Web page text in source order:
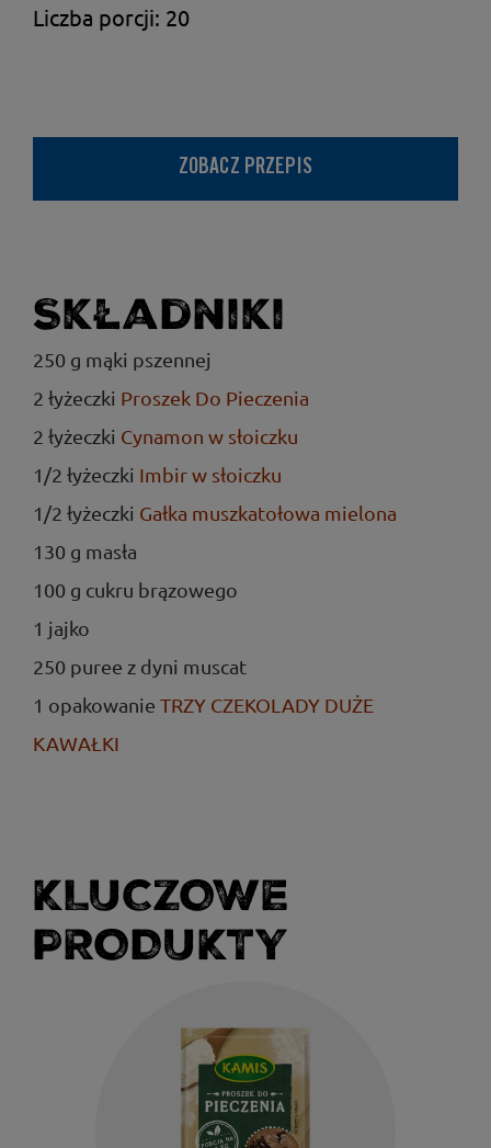
Liczba porcji: 20
ZOBACZ PRZEPIS
Składniki
250 g mąki pszennej
2 łyżeczki Proszek Do Pieczenia
2 łyżeczki Cynamon w słoiczku
1/2 łyżeczki Imbir w słoiczku
1/2 łyżeczki Gałka muszkatołowa mielona
130 g masła
100 g cukru brązowego
1 jajko
250 puree z dyni muscat
1 opakowanie TRZY CZEKOLADY DUŻE
KAWAŁKI
KLUCZOWE
PRODUKTY